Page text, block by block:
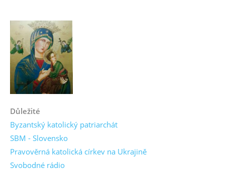
Důležité
Byzantský katolický patriarchát
SBM - Slovensko
Pravověrná katolická církev na Ukrajině
Svobodné rádio